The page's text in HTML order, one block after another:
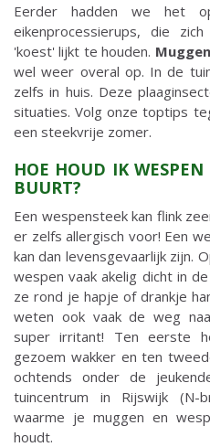
Eerder hadden we het
eikenprocessierups, die
'koest' lijkt te houden.
wel weer overal op. In de
zelfs in huis. Deze
situaties. Volg onze toptips
een steekvrije zomer.
HOE HOUD IK
BUURT?
Een wespensteek kan flink
er zelfs allergisch voor! Een
kan dan levensgevaarlijk zijn.
wespen vaak akelig dicht in
ze rond je hapje of drankje
weten ook vaak de weg
super irritant! Ten eerste
gezoem wakker en ten
ochtends onder de
tuincentrum in Rijswijk (N-
waarme je muggen en
houdt.